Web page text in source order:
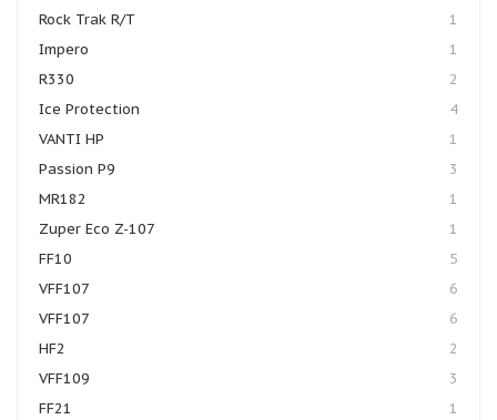
Rock Trak R/T
1
Impero
1
R330
2
Ice Protection
4
VANTI HP
1
Passion P9
3
MR182
1
Zuper Eco Z-107
1
FF10
5
VFF107
6
VFF107
6
HF2
2
VFF109
3
FF21
1